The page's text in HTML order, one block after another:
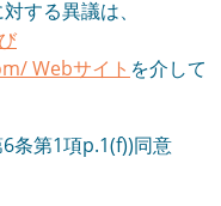
する異議は、
Webサイト を介して
条第1項p.1(f))同意